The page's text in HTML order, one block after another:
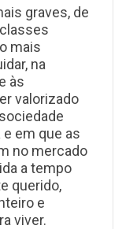
graves, de
mais
na
às
valorizado
em que as
no mercado
a tempo
querido,
e
viver.